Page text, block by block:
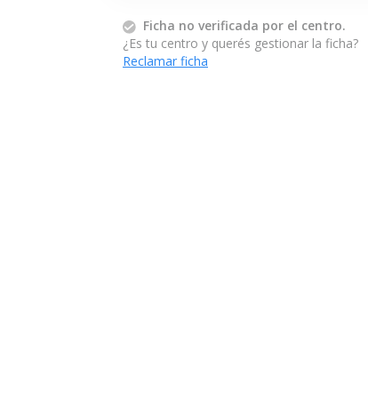
Ficha no verificada por el centro.
¿Es tu centro y querés gestionar la ficha?
Reclamar ficha